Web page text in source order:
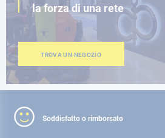
la forza di una rete
TROVA UN NEGOZIO
Soddisfatto o rimborsato